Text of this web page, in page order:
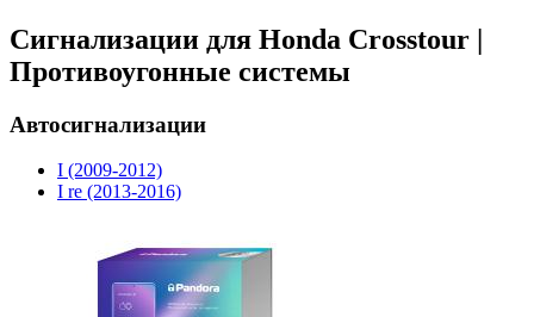
Сигнализации для Honda Crosstour |
Противоугонные системы
Автосигнализации
I (2009-2012)
I re (2013-2016)